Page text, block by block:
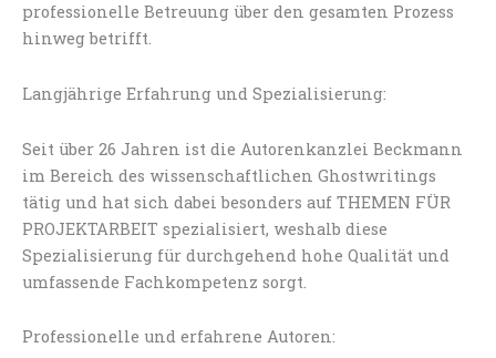
professionelle Betreuung über den gesamten Prozess
hinweg betrifft.
Langjährige Erfahrung und Spezialisierung:
Seit über 26 Jahren ist die Autorenkanzlei Beckmann
im Bereich des wissenschaftlichen Ghostwritings
tätig und hat sich dabei besonders auf THEMEN FÜR
PROJEKTARBEIT spezialisiert, weshalb diese
Spezialisierung für durchgehend hohe Qualität und
umfassende Fachkompetenz sorgt.
Professionelle und erfahrene Autoren: